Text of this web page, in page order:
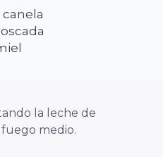
la leche de
medio.